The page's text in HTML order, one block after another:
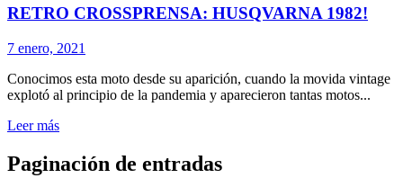
RETRO CROSSPRENSA: HUSQVARNA 1982!
7 enero, 2021
Conocimos esta moto desde su aparición, cuando la movida vintage
explotó al principio de la pandemia y aparecieron tantas motos...
Leer más
Paginación de entradas